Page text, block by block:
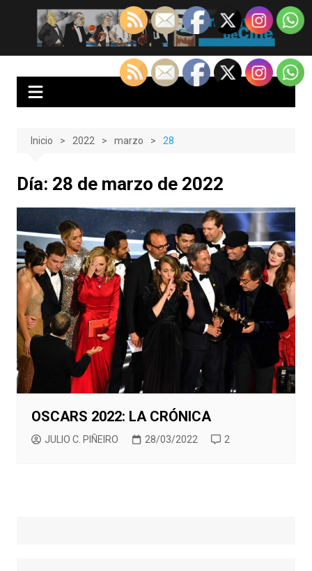
contenido
EnClave de Cine
Crítica cinematográfica y audiovisual. Punto de encuentro para los
Inicio 2022 marzo 28
Día: 28 de marzo de 2022
OSCARS 2022: LA CRÓNICA
JULIO C. PIÑEIRO 28/03/2022 2